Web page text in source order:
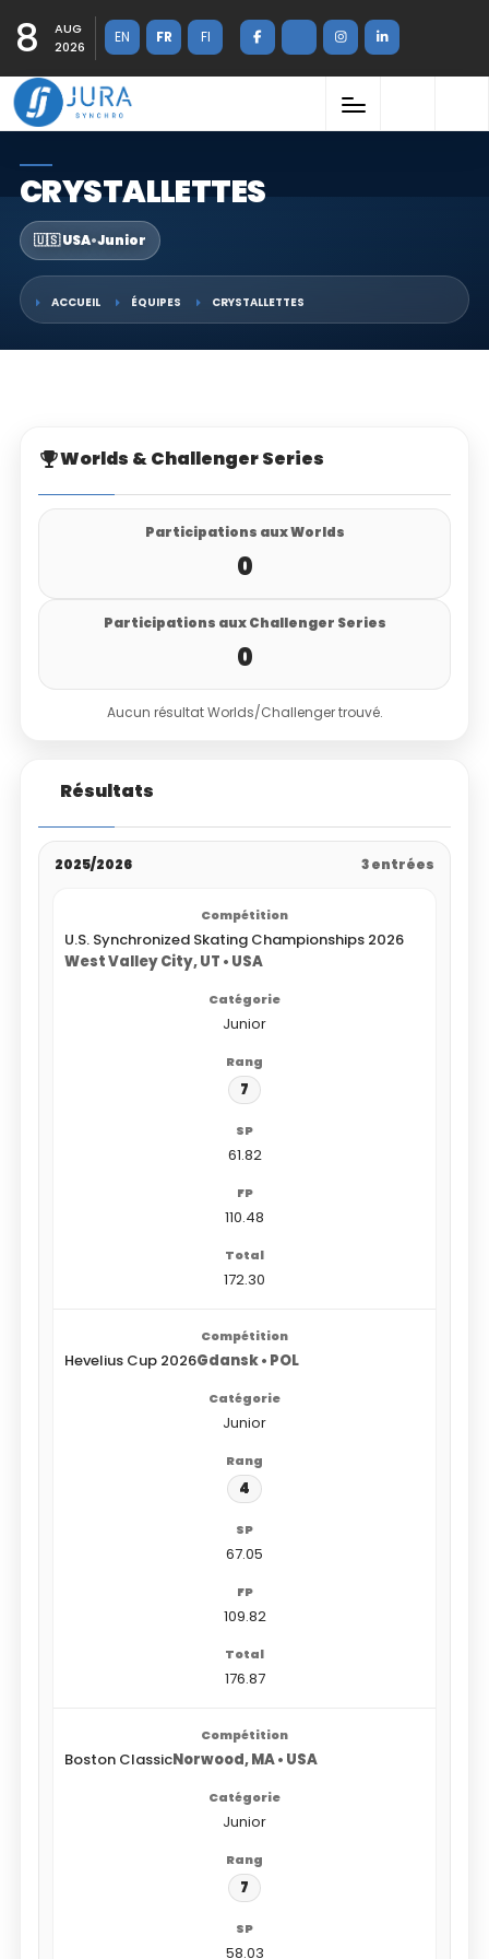
8
AUG
2026
EN FR FI
CRYSTALLETTES
🇺🇸 USA•Junior
ACCUEIL ÉQUIPES CRYSTALLETTES
Worlds & Challenger Series
Participations aux Worlds
0
Participations aux Challenger Series
0
Aucun résultat Worlds/Challenger trouvé.
Résultats
2025/2026 3 entrées
U.S. Synchronized Skating Championships 2026
West Valley City, UT • USA
Junior
7
61.82
110.48
172.30
Hevelius Cup 2026Gdansk • POL
Junior
4
67.05
109.82
176.87
Boston ClassicNorwood, MA • USA
Junior
7
58.03